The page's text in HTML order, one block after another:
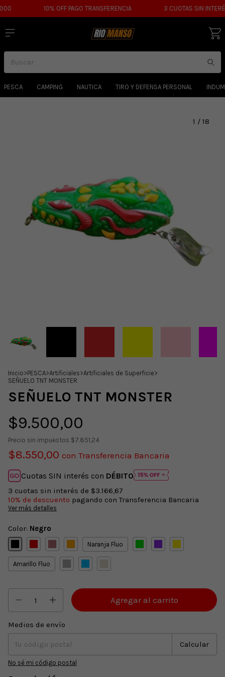
10% OFF PAGO TRANSFERENCIA 3 CUOTAS SIN INTERÉS
PESCA CAMPING NAUTICA TIRO Y DEFENSA PERSONAL
1 / 18
Inicio>PESCA>Artificiales>Artificiales de Superficie>
SEÑUELO TNT MONSTER
SEÑUELO TNT MONSTER
$9.500,00
Precio sin impuestos $7.851,24
$8.550,00 con Transferencia Bancaria
Cuotas SIN interés con DÉBITO
3 cuotas sin interés de $3.166,67
10% de descuento pagando con Transferencia Bancaria
Ver más detalles
Color: Negro
Naranja Fluo
Amarillo Fluo
Entregas para el CP:
Medios de envío
Calcular
No sé mi código postal